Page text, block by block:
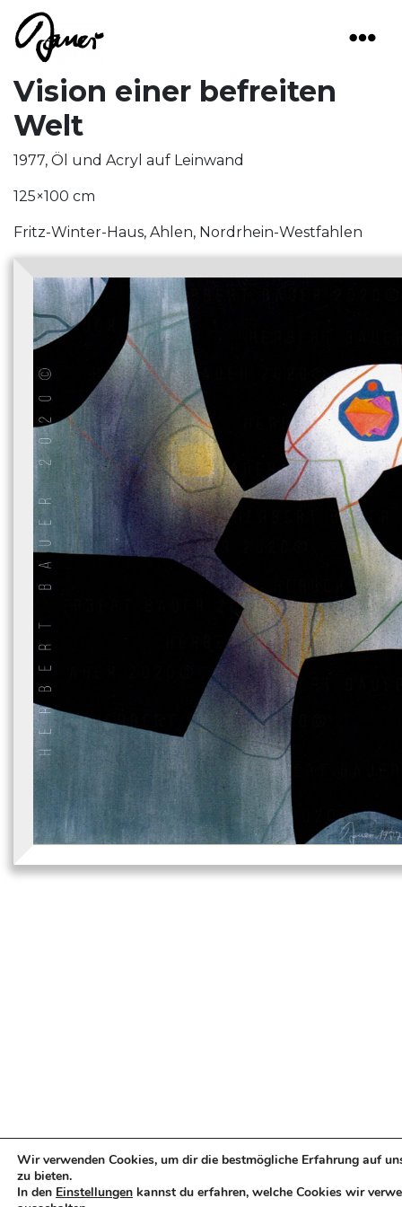
Main Navigation
Vision einer befreiten
Welt
1977, Öl und Acryl auf Leinwand
125×100 cm
Fritz-Winter-Haus, Ahlen, Nordrhein-Westfahlen
Wir verwenden Cookies, um dir die bestmögliche Erfahrung auf
zu bieten.
In den Einstellungen kannst du erfahren, welche Cookies wir